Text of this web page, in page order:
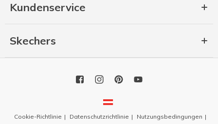
Kundenservice
Skechers
Cookie-Richtlinie Datenschutzrichtlinie
Nutzungsbedingungen